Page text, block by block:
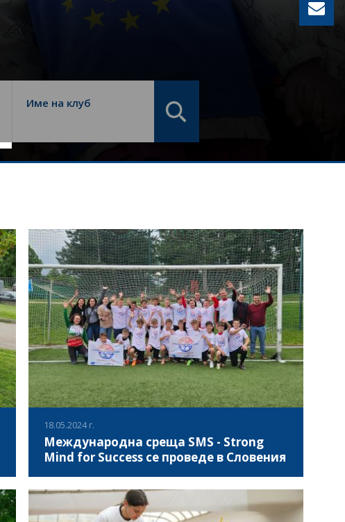
Име на клуб
18.05.2024 г.
Международна среща SMS - Strong
Mind for Success се проведе в Словения
Словения, се проведе междинната среща на
партньорите по инициативата SMS - Силен ум за успех